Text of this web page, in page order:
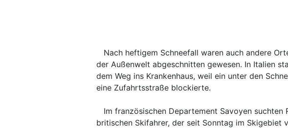
Nach heftigem Schneefall waren auch andere
der Außenwelt abgeschnitten gewesen. In Italien
dem Weg ins Krankenhaus, weil ein unter den
eine Zufahrtsstraße blockierte.
Im französischen Departement Savoyen suchten
britischen Skifahrer, der seit Sonntag im Skigebiet